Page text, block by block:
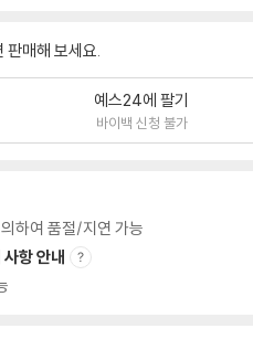
판매해 보세요.
예스24에 팔기
바이백 신청 불가
하여 품절/지연 가능
항 안내